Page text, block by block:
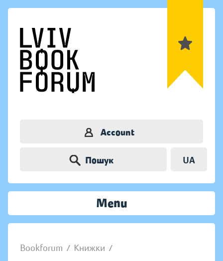
Account
Пошук UA
Menu
Bookforum / Книжки /